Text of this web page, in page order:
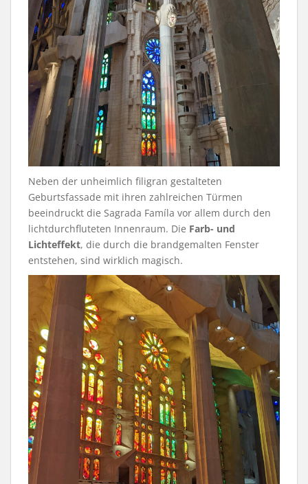
Neben der unheimlich filigran gestalteten
Geburtsfassade mit ihren zahlreichen Türmen
beeindruckt die Sagrada Famíla vor allem durch den
lichtdurchfluteten Innenraum. Die Farb- und
Lichteffekt, die durch die brandgemalten Fenster
entstehen, sind wirklich magisch.